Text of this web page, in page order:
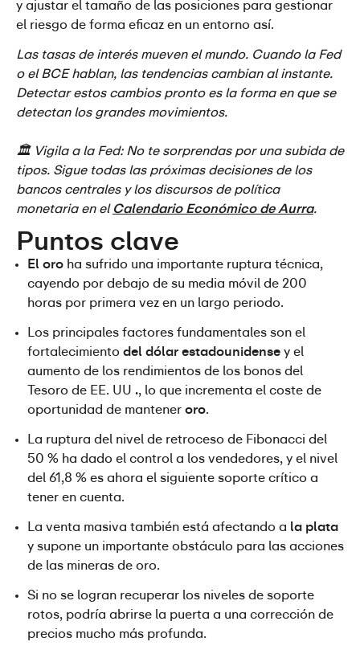
y ajustar el tamaño de las posiciones para gestionar
el riesgo de forma eficaz en un entorno así.
Las tasas de interés mueven el mundo. Cuando la Fed
o el BCE hablan, las tendencias cambian al instante.
Detectar estos cambios pronto es la forma en que se
detectan los grandes movimientos.
🏛️ Vigila a la Fed: No te sorprendas por una subida de
tipos. Sigue todas las próximas decisiones de los
bancos centrales y los discursos de política
monetaria en el Calendario Económico de Aurra.
Puntos clave
El oro ha sufrido una importante ruptura técnica,
cayendo por debajo de su media móvil de 200
horas por primera vez en un largo periodo.
Los principales factores fundamentales son el
fortalecimiento del dólar estadounidense y el
aumento de los rendimientos de los bonos del
Tesoro de EE. UU ., lo que incrementa el coste de
oportunidad de mantener oro.
La ruptura del nivel de retroceso de Fibonacci del
50 % ha dado el control a los vendedores, y el nivel
del 61,8 % es ahora el siguiente soporte crítico a
tener en cuenta.
La venta masiva también está afectando a la plata
y supone un importante obstáculo para las acciones
de las mineras de oro.
Si no se logran recuperar los niveles de soporte
rotos, podría abrirse la puerta a una corrección de
precios mucho más profunda.